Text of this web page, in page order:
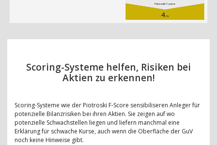
Scoring-Systeme helfen, Risiken bei
Aktien zu erkennen!
Scoring-Systeme wie der Piotroski F-Score sensibiliseren Anleger für
potenzielle Bilanzrisiken bei ihren Aktien. Sie zeigen auf wo
potenzielle Schwachstellen liegen und liefern manchmal eine
Erklärung für schwache Kurse, auch wenn die Oberfläche der GuV
noch keine Hinweise gibt.